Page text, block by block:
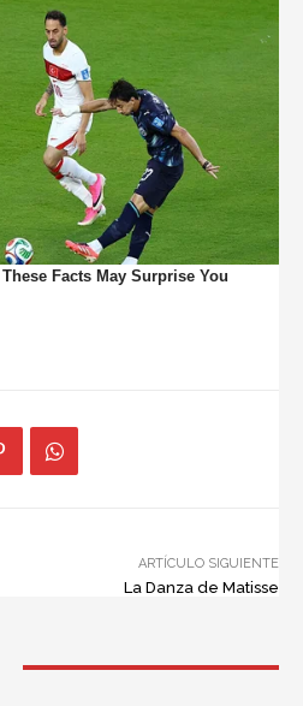
ARTÍCULO SIGUIENTE
La Danza de Matisse